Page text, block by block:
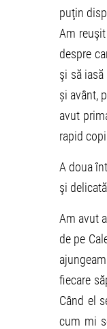
puţin
Am
despre
şi să
și avânt,
avut
rapid
A doua
şi
Am avut
de pe
fiecare
Când el
cum mi